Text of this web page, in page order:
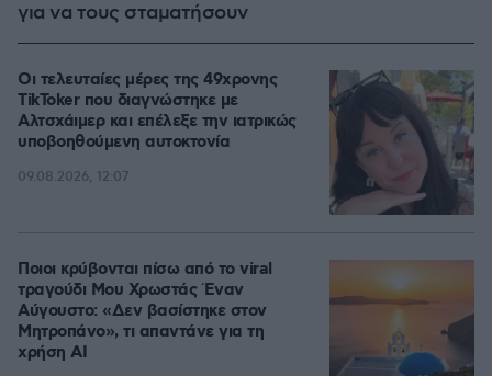
για να τους σταματήσουν
Οι τελευταίες μέρες της 49χρονης
TikToker που διαγνώστηκε με
Αλτσχάιμερ και επέλεξε την ιατρικώς
υποβοηθούμενη αυτοκτονία
09.08.2026, 12:07
Ποιοι κρύβονται πίσω από το viral
τραγούδι Μου Χρωστάς Έναν
Αύγουστο: «Δεν βασίστηκε στον
Μητροπάνο», τι απαντάνε για τη
χρήση AI